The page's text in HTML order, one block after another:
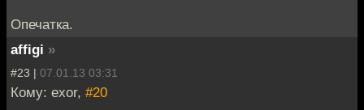
Опечатка.
affigi »
#23 | 07.01.13 03:31
Кому: exor, #20